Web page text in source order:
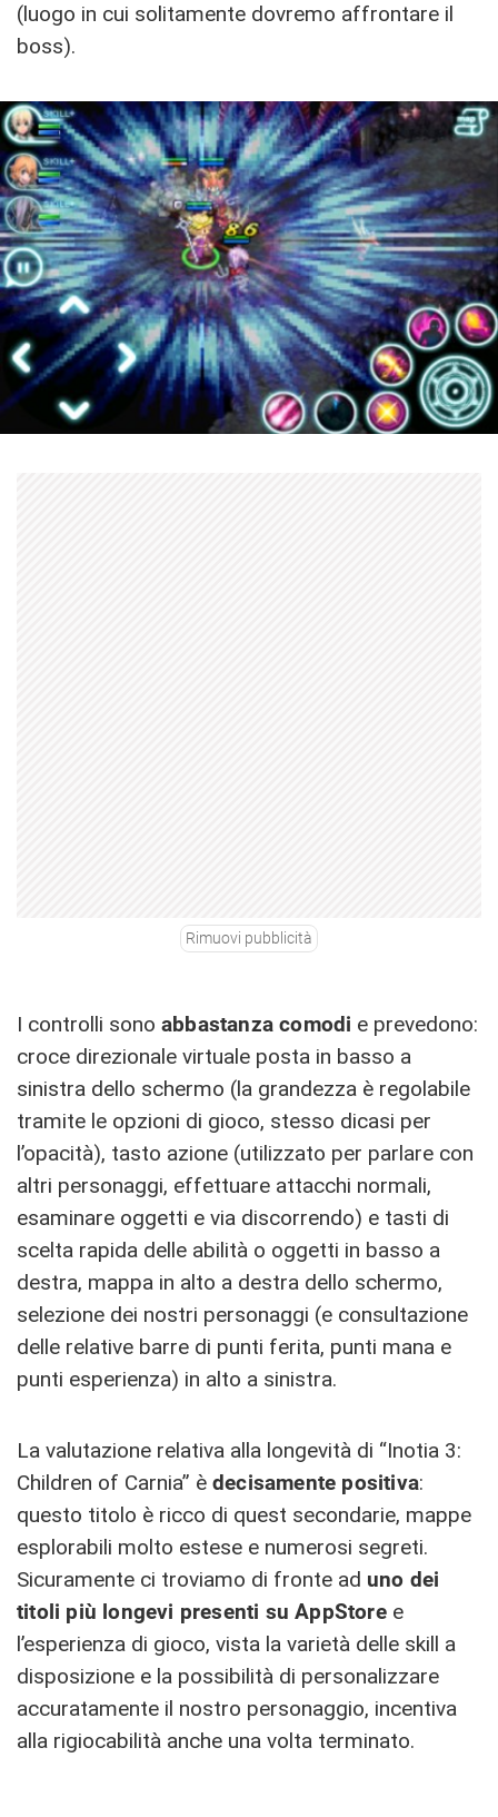
(luogo in cui solitamente dovremo affrontare il
boss).
Rimuovi pubblicità
I controlli sono abbastanza comodi e prevedono:
croce direzionale virtuale posta in basso a
sinistra dello schermo (la grandezza è regolabile
tramite le opzioni di gioco, stesso dicasi per
l’opacità), tasto azione (utilizzato per parlare con
altri personaggi, effettuare attacchi normali,
esaminare oggetti e via discorrendo) e tasti di
scelta rapida delle abilità o oggetti in basso a
destra, mappa in alto a destra dello schermo,
selezione dei nostri personaggi (e consultazione
delle relative barre di punti ferita, punti mana e
punti esperienza) in alto a sinistra.
La valutazione relativa alla longevità di “Inotia 3:
Children of Carnia” è decisamente positiva:
questo titolo è ricco di quest secondarie, mappe
esplorabili molto estese e numerosi segreti.
Sicuramente ci troviamo di fronte ad uno dei
titoli più longevi presenti su AppStoree
l’esperienza di gioco, vista la varietà delle skill a
disposizione e la possibilità di personalizzare
accuratamente il nostro personaggio, incentiva
alla rigiocabilità anche una volta terminato.